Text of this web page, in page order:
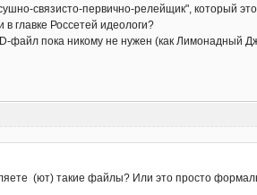
связисто-первично-релейщик", который
Россетей идеологи?
файл пока никому не нужен (как Лимонадный
(ют) такие файлы? Или это просто